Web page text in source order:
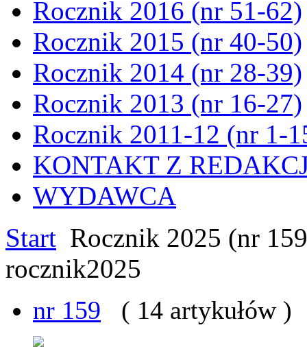
Rocznik 2016 (nr 51-62)
Rocznik 2015 (nr 40-50)
Rocznik 2014 (nr 28-39)
Rocznik 2013 (nr 16-27)
Rocznik 2011-12 (nr 1-
KONTAKT Z
WYDAWCA
Start Rocznik 2025 (nr
rocznik2025
nr 159 ( 14 artykułów )